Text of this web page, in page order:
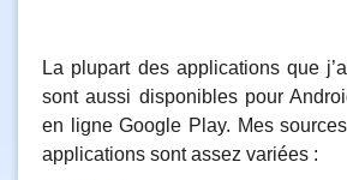
La plupart des applications que
sont aussi disponibles pour
en ligne Google Play. Mes
applications sont assez variées :